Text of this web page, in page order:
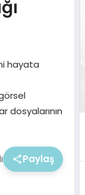
hayata
dosyalarının
Paylaş